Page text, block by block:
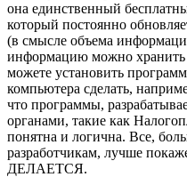
она единственный
который постоянно
(в смысле объема
информацию можно
можете установить
компьютера сделать,
что программы,
органами, такие как
понятна и логична. Все,
разработчикам, лучше
ДЕЛАЕТСЯ.